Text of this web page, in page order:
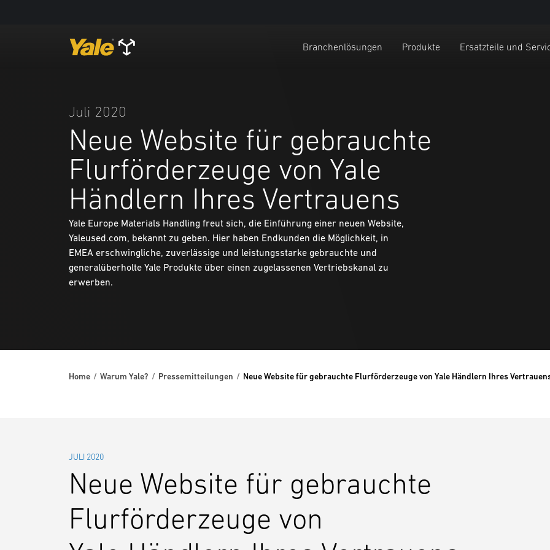
Branchenlösungen Produkte Ersatzteile und
Juli 2020
Neue Website für gebrauchte
Flurförderzeuge von Yale
Händlern Ihres Vertrauens
Yale Europe Materials Handling freut sich, die Einführung einer neuen Website,
Yaleused.com, bekannt zu geben. Hier haben Endkunden die Möglichkeit, in
EMEA erschwingliche, zuverlässige und leistungsstarke gebrauchte und
generalüberholte Yale Produkte über einen zugelassenen Vertriebskanal zu
erwerben.
Home Warum Yale? Pressemitteilungen Neue Website für gebrauchte Flurförderzeuge von Yale Händlern Ihres
JULI 2020
Neue Website für gebrauchte
Flurförderzeuge von